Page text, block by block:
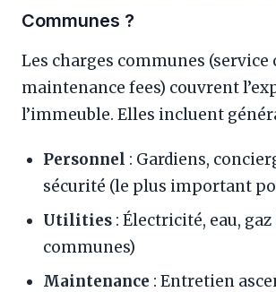
Communes ?
Les charges communes (service
maintenance fees) couvrent
l’immeuble. Elles incluent
Personnel : Gardiens,
sécurité (le plus important
Utilities : Électricité, eau, gaz
communes)
Maintenance : Entretien